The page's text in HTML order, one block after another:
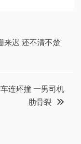
来迟 还不清不楚
连环撞 一男司机
肋骨裂